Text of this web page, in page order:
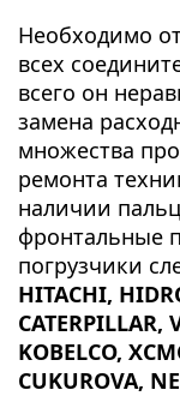
Необходимо
всех
всего он
замена
множества
ремонта
наличии
фронтальные
погрузчики
HITACHI,
CATERPILLAR,
KOBELCO,
CUKUROVA,